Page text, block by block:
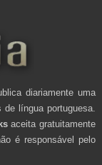
diariamente uma
língua portuguesa.
aceita gratuitamente
é responsável pelo